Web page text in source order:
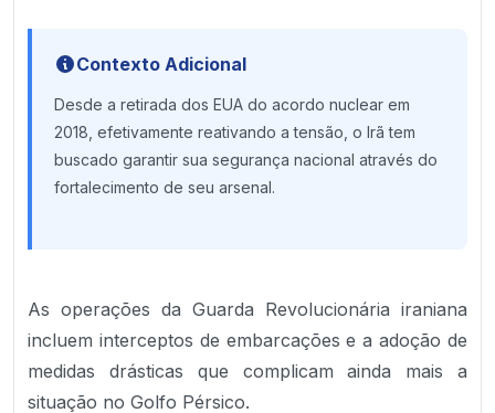
Contexto Adicional
Desde a retirada dos EUA do acordo nuclear em
2018, efetivamente reativando a tensão, o Irã tem
buscado garantir sua segurança nacional através do
fortalecimento de seu arsenal.
As operações da Guarda Revolucionária iraniana
incluem interceptos de embarcações e a adoção de
medidas drásticas que complicam ainda mais a
situação no Golfo Pérsico.